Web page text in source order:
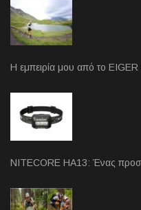
Η εμπειρία μου από το
NITECORE HA13: Ένας